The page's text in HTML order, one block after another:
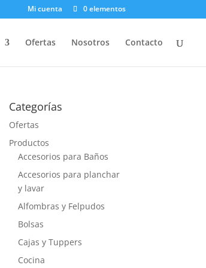
Mi cuenta 0 elementos
Ofertas Nosotros Contacto
Categorías
Ofertas
Productos
Accesorios para Baños
Accesorios para planchar
y lavar
Alfombras y Felpudos
Bolsas
Cajas y Tuppers
Cocina